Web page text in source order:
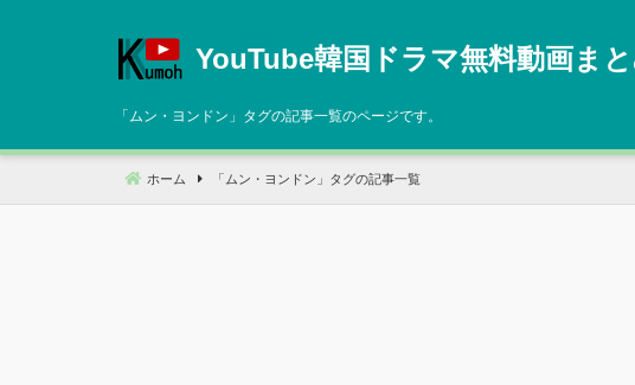
へ
動
YouTube韓国ドラマ無料動画ま
「 ムン・ヨンドン 」タグの記事一覧のページです。
ホーム 「 ムン・ヨンドン 」タグの記事一覧